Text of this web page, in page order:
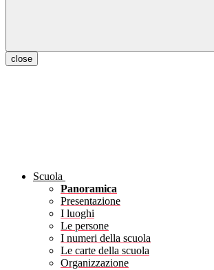
close
Scuola
Panoramica
Presentazione
I luoghi
Le persone
I numeri della scuola
Le carte della scuola
Organizzazione